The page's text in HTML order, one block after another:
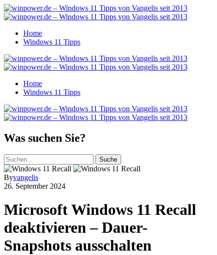
Home
Windows 11 Tipps
Home
Windows 11 Tipps
Was suchen Sie?
Suche
Byvangelis
26. September 2024
Microsoft Windows 11 Recall
deaktivieren – Dauer-
Snapshots ausschalten